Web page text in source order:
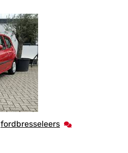
fordbresseleers fordbresseleers